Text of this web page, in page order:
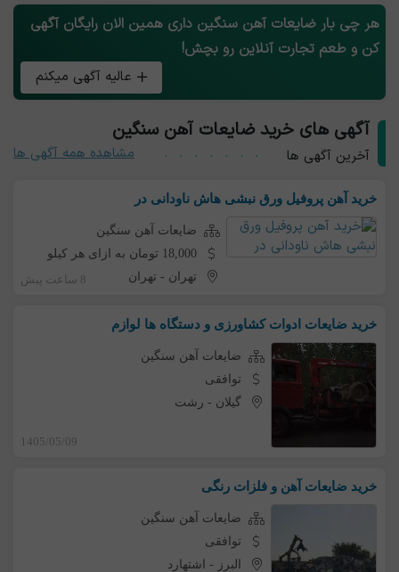
هر چی بار ضایعات آهن سنگین داری همین الان رایگان آگهی
کن و طعم تجارت آنلاین رو بچش!
عالیه آگهی میکنم
آگهی های خرید ضایعات آهن سنگین
آخرین آگهی ها مشاهده همه آگهی ها
خرید آهن پروفیل ورق نبشی هاش ناودانی در
ضایعات آهن سنگین
18,000 تومان به ازای هر کیلو
تهران - تهران 8 ساعت پیش
خرید ضایعات ادوات کشاورزی و دستگاه ها لوازم
ضایعات آهن سنگین
توافقی
گیلان - رشت
1405/05/09
خرید ضایعات آهن و فلزات رنگی
ضایعات آهن سنگین
توافقی
البرز - اشتهارد